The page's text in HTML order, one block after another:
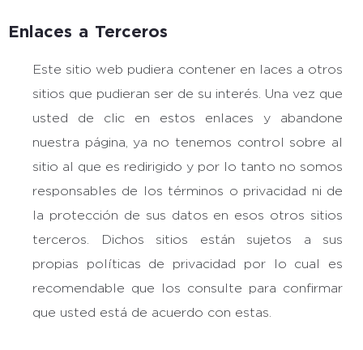
Enlaces a Terceros
Este sitio web pudiera contener en laces a otros
sitios que pudieran ser de su interés. Una vez que
usted de clic en estos enlaces y abandone
nuestra página, ya no tenemos control sobre al
sitio al que es redirigido y por lo tanto no somos
responsables de los términos o privacidad ni de
la protección de sus datos en esos otros sitios
terceros. Dichos sitios están sujetos a sus
propias políticas de privacidad por lo cual es
recomendable que los consulte para confirmar
que usted está de acuerdo con estas.